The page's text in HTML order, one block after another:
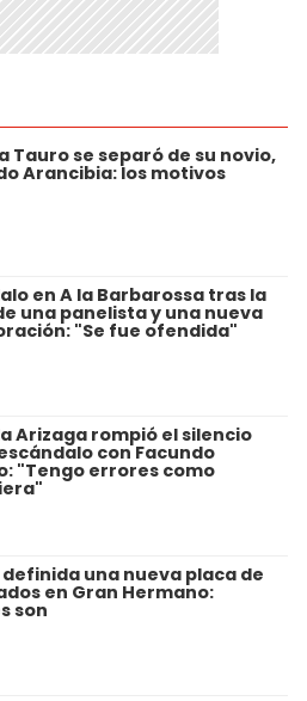
Tauro se separó de su novio,
Arancibia: los motivos
en A la Barbarossa tras la
una panelista y una nueva
"Se fue ofendida"
Arizaga rompió el silencio
con Facundo
"Tengo errores como
definida una nueva placa de
en Gran Hermano:
son